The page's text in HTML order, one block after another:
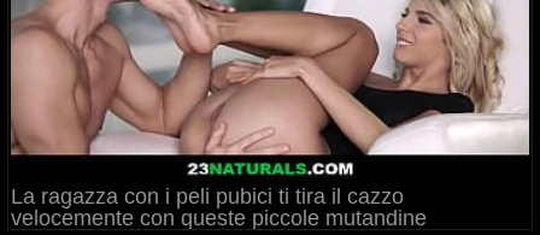
La ragazza con i peli pubici ti tira il cazzo
velocemente con queste piccole mutandine